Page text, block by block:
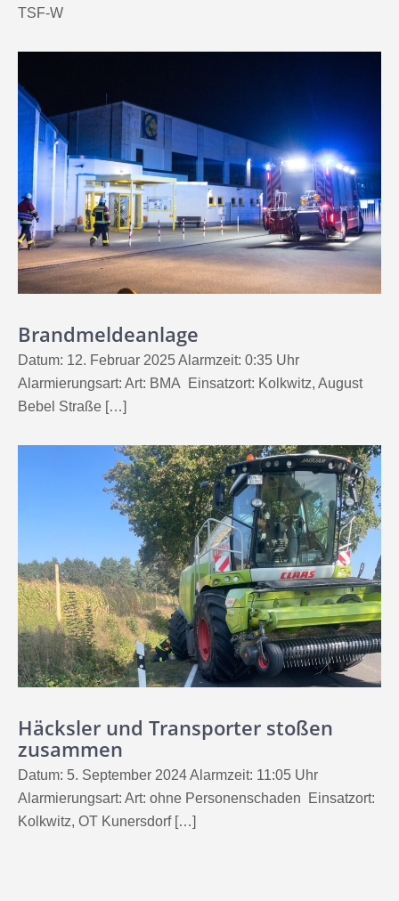
TSF-W
Brandmeldeanlage
Datum: 12. Februar 2025 Alarmzeit: 0:35 Uhr
Alarmierungsart: Art: BMA Einsatzort: Kolkwitz, August
Bebel Straße […]
Häcksler und Transporter stoßen
zusammen
Datum: 5. September 2024 Alarmzeit: 11:05 Uhr
Alarmierungsart: Art: ohne Personenschaden Einsatzort:
Kolkwitz, OT Kunersdorf […]